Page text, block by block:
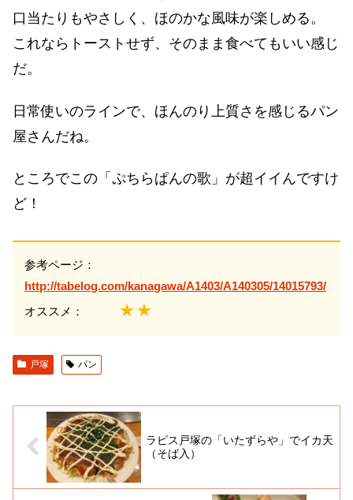
口当たりもやさしく、ほのかな風味が楽しめる。
これならトーストせず、そのまま食べてもいい感じ
だ。
日常使いのラインで、ほんのり上質さを感じるパン
屋さんだね。
ところでこの「ぷちらぱんの歌」が超イイんですけ
ど！
参考ページ：
http://tabelog.com/kanagawa/A1403/A140305/14015793/
オススメ： ★★
戸塚 パン
ラピス戸塚の「いたずらや」でイカ天
（そば入）